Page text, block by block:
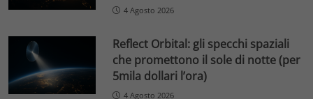
4 Agosto 2026
Reflect Orbital: gli specchi spaziali
che promettono il sole di notte (per
5mila dollari l’ora)
4 Agosto 2026